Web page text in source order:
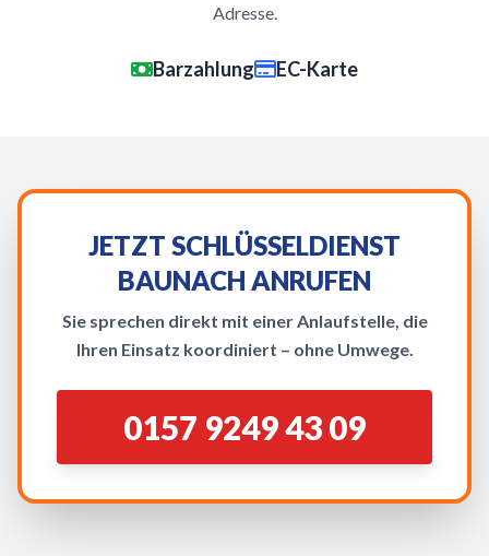
Adresse.
Barzahlung EC-Karte
JETZT SCHLÜSSELDIENST
BAUNACH ANRUFEN
Sie sprechen direkt mit einer Anlaufstelle, die
Ihren Einsatz koordiniert – ohne Umwege.
0157 9249 43 09